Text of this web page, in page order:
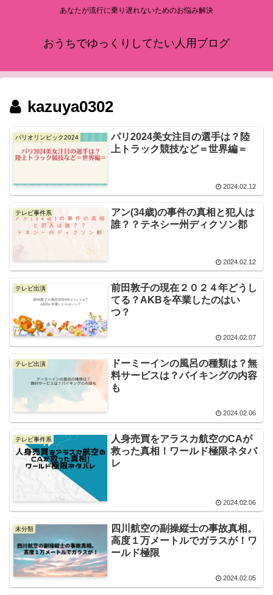
あなたが流行に乗り遅れないためのお悩み解決
おうちでゆっくりしてたい人用ブログ
kazuya0302
パリオリンピック2024
パリ2024美女注目の選手は？陸
上トラック競技など＝世界編＝
2024.02.12
テレビ事件系
アン(34歳)の事件の真相と犯人は
誰？？テネシー州ディクソン郡
2024.02.12
テレビ出演
前田敦子の現在２０２４年どうし
てる？AKBを卒業したのはい
つ？
2024.02.07
テレビ出演
ドーミーインの風呂の種類は？無
料サービスは？バイキングの内容
も
2024.02.06
テレビ事件系
人身売買をアラスカ航空のCAが
救った真相！ワールド極限ネタバ
レ
2024.02.06
未分類
四川航空の副操縦士の事故真相。
高度１万メートルでガラスが！ワ
ールド極限
2024.02.05